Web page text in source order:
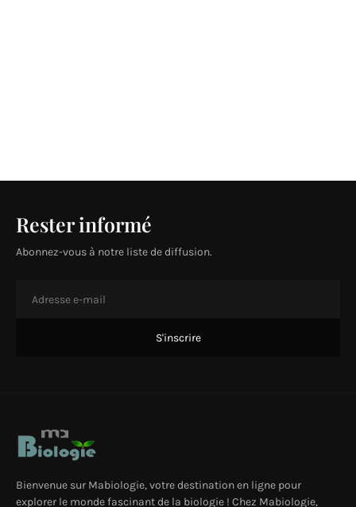
Rester informé
Abonnez-vous à notre liste de diffusion.
Bienvenue sur Mabiologie, votre destination en ligne pour
explorer le monde fascinant de la biologie ! Chez Mabiologie,